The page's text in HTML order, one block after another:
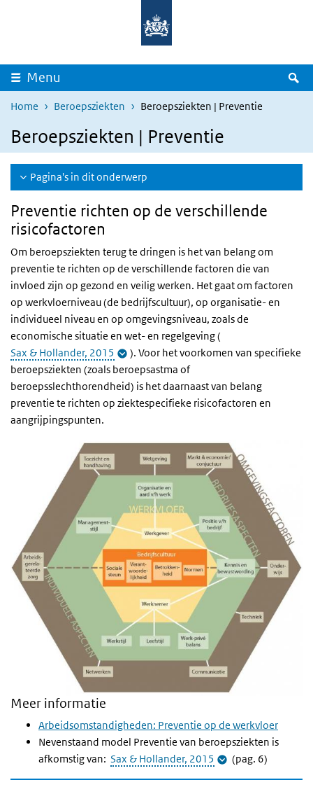
Overslaan en naar de inhoud gaan
Menu
Home Beroepsziekten Beroepsziekten | Preventie
Beroepsziekten | Preventie
Pagina's in dit onderwerp
Preventie richten op de verschillende
risicofactoren
Om beroepsziekten terug te dringen is het van belang om
preventie te richten op de verschillende factoren die van
invloed zijn op gezond en veilig werken. Het gaat om factoren
op werkvloerniveau (de bedrijfscultuur), op organisatie- en
individueel niveau en op omgevingsniveau, zoals de
economische situatie en wet- en regelgeving (
Sax & Hollander, 2015
). Voor het voorkomen van specifieke
beroepsziekten (zoals beroepsastma of
beroepsslechthorendheid) is het daarnaast van belang
preventie te richten op ziektespecifieke risicofactoren en
aangrijpingspunten.
Meer informatie
Arbeidsomstandigheden: Preventie op de werkvloer
Nevenstaand model Preventie van beroepsziekten is
afkomstig van: Sax & Hollander, 2015 (pag. 6)